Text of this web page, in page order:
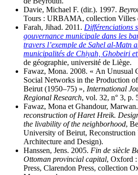
Davie, Michael F. (dir.). 1997.
Tours : URBAMA, collection Villes
Farah, Jihad. 2011. Différenciations
gouvernance municipale dans les
travers l’exemple de Sahel al-Matn
municipalités de Chiyah, Ghobeiri
de géographie, université de Liège.
Fawaz, Mona. 2008. « An Unusual
Social Networks in the Production
Beirut (1950–75) », International
Regional Research, vol. 32, n° 3, p.
Fawaz, Mona et Ghandour,
reconstruction of Haret Hreik.
the livability of the neighborhood,
University of Beirut,
Architecture and Design).
Hanssen, Jens. 2005. Fin de siècle
Ottoman provincial capital, Oxford
Press, Clarendon Press, collection